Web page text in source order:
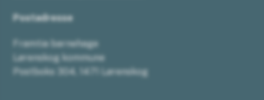
Postadresse
Framtia barnehage
Lørenskog kommune
Postboks 304, 1471 Lørenskog